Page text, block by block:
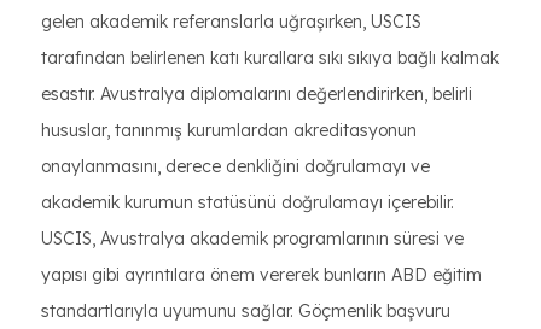
gelen akademik referanslarla uğraşırken, USCIS
tarafından belirlenen katı kurallara sıkı sıkıya bağlı kalmak
esastır. Avustralya diplomalarını değerlendirirken, belirli
hususlar, tanınmış kurumlardan akreditasyonun
onaylanmasını, derece denkliğini doğrulamayı ve
akademik kurumun statüsünü doğrulamayı içerebilir.
USCIS, Avustralya akademik programlarının süresi ve
yapısı gibi ayrıntılara önem vererek bunların ABD eğitim
standartlarıyla uyumunu sağlar. Göçmenlik başvuru